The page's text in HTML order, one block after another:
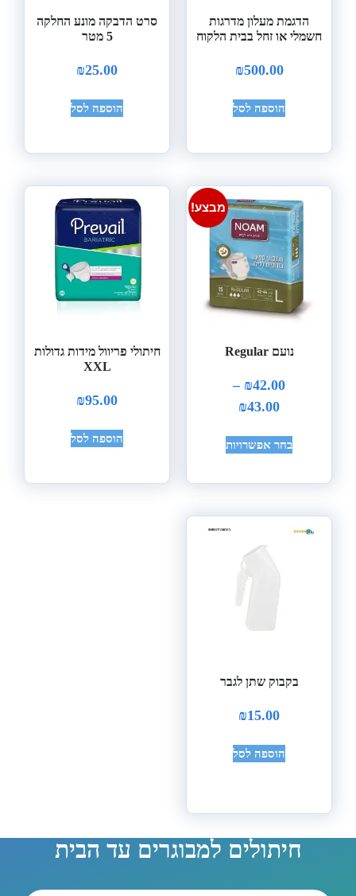
הדגמת מעלון מדרגות
חשמלי או זחל בבית הלקוח
₪500.00
הוספה לסל
סרט הדבקה מונע החלקה
5 מטר
₪25.00
הוספה לסל
מבצע!
נועם Regular
₪42.00
–
₪43.00
בחר אפשרויות
חיתולי פריוול מידות גדולות
XXL
₪95.00
הוספה לסל
בקבוק שתן לגבר
₪15.00
הוספה לסל
חיתולים למבוגרים עד הבית